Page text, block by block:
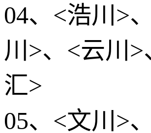
04、<浩川>
川>、<云川>
汇>
05、<文川>